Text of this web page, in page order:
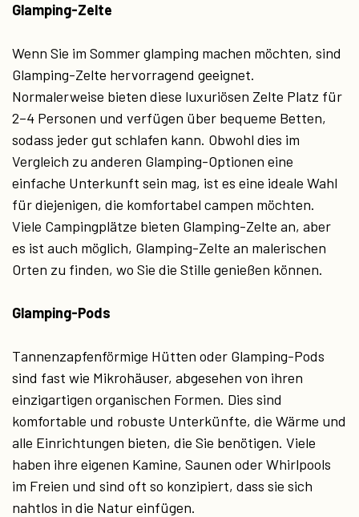
Glamping-Zelte
Wenn Sie im Sommer glamping machen möchten, sind
Glamping-Zelte hervorragend geeignet.
Normalerweise bieten diese luxuriösen Zelte Platz für
2–4 Personen und verfügen über bequeme Betten,
sodass jeder gut schlafen kann. Obwohl dies im
Vergleich zu anderen Glamping-Optionen eine
einfache Unterkunft sein mag, ist es eine ideale Wahl
für diejenigen, die komfortabel campen möchten.
Viele Campingplätze bieten Glamping-Zelte an, aber
es ist auch möglich, Glamping-Zelte an malerischen
Orten zu finden, wo Sie die Stille genießen können.
Glamping-Pods
Tannenzapfenförmige Hütten oder Glamping-Pods
sind fast wie Mikrohäuser, abgesehen von ihren
einzigartigen organischen Formen. Dies sind
komfortable und robuste Unterkünfte, die Wärme und
alle Einrichtungen bieten, die Sie benötigen. Viele
haben ihre eigenen Kamine, Saunen oder Whirlpools
im Freien und sind oft so konzipiert, dass sie sich
nahtlos in die Natur einfügen.